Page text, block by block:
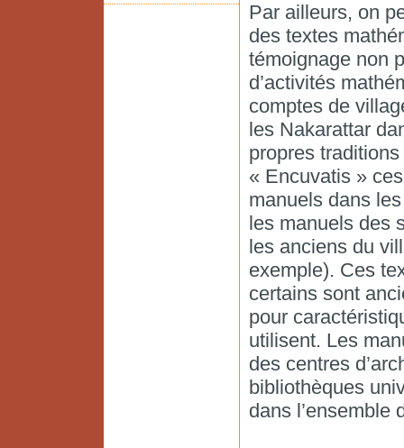
Par ailleurs, on
des textes
témoignage non
d’activités
comptes de
les Nakarattar
propres
« Encuvatis »
manuels dans
les manuels des
les anciens du
exemple). Ces
certains sont
pour
utilisent. Les
des centres
bibliothèques
dans l’ensemble